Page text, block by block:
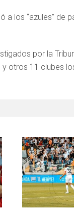
a los “azules” de
por la
y otros 11 clubes